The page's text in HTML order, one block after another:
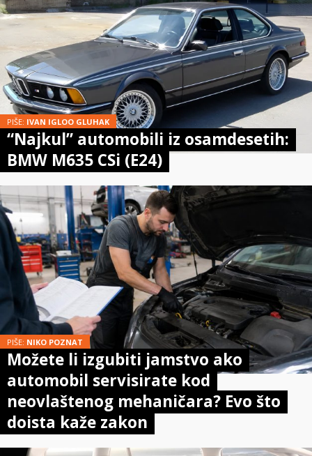
PIŠE: IVAN IGLOO GLUHAK
“Najkul” automobili iz osamdesetih:
BMW M635 CSi (E24)
PIŠE: NIKO POZNAT
Možete li izgubiti jamstvo ako
automobil servisirate kod
neovlaštenog mehaničara? Evo što
doista kaže zakon